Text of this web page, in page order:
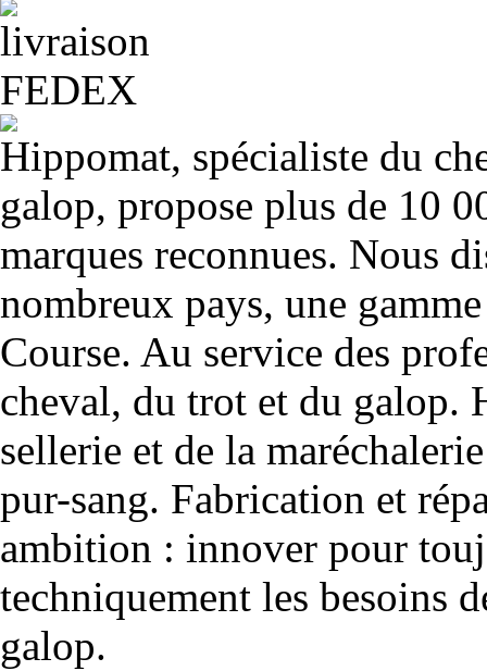
Hippomat, spécialiste du
galop, propose plus de 10
marques reconnues. Nous
nombreux pays, une
Course. Au service des
cheval, du trot et du galop.
sellerie et de la
pur-sang. Fabrication et
ambition : innover pour
techniquement les besoins
galop.